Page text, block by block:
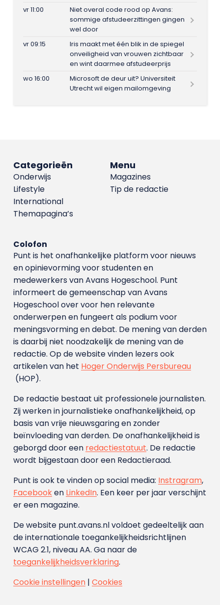
vr 11:00
Niet overal code rood op Avans:
sommige afstudeerzittingen gingen
wel door
vr 09:15
Iris maakt met één blik in de spiegel
onveiligheid van vrouwen zichtbaar
en wint daarmee afstudeerprijs
wo 16:00
Microsoft de deur uit? Universiteit
Utrecht wil eigen mailomgeving
Menu
Magazines
Tip de redactie
Categorieën
Onderwijs
Lifestyle
International
Themapagina’s
Colofon
Punt is het onafhankelijke platform voor nieuws
en opinievorming voor studenten en
medewerkers van Avans Hoge­school. Punt
informeert de gemeenschap van Avans
Hogeschool over voor hen relevante
onderwerpen en fungeert als podium voor
meningsvorming en debat. De mening van derden
is daarbij niet noodzakelijk de mening van de
redactie. Op de website vinden lezers ook
artikelen van het Hoger Onderwijs Persbureau
(HOP).
De redactie bestaat uit professionele journalisten.
Zij werken in journalistieke onafhankelijkheid, op
basis van vrije nieuwsgaring en zonder
beïnvloeding van derden. De onafhankelijkheid is
geborgd door een redactiestatuut. De redactie
wordt bijgestaan door een Redactieraad.
Punt is ook te vinden op social media: Instragram,
Facebooken LinkedIn. Een keer per jaar verschijnt
er een magazine.
De website punt.avans.nl voldoet gedeeltelijk aan
de internationale toegankelijkheidsrichtlijnen
WCAG 2.1, niveau AA. Ga naar de
toegankelijkheidsverklaring.
Cookie instellingen| Cookies